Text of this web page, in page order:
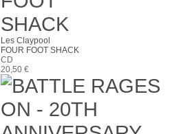
Les Claypool
FOUR FOOT SHACK
CD
20,50 €